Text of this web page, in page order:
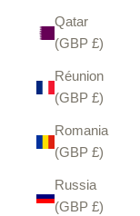
Qatar
(GBP £)
Réunion
(GBP £)
Romania
(GBP £)
Russia
(GBP £)